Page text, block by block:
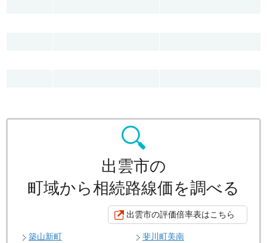
出雲市の
町域から相続路線価を調べる
出雲市の評価倍率表はこちら
築山新町
斐川町美南